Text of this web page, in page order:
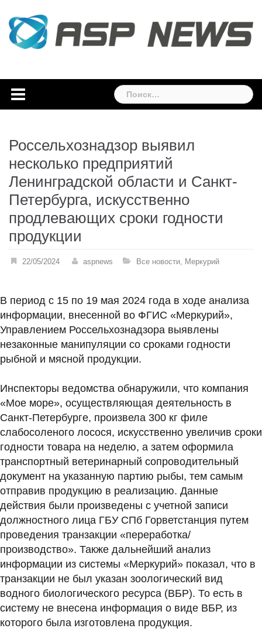
content
Найти:
Россельхознадзор выявил
несколько предприятий
Ленинградской области и Санкт-
Петербурга, искусственно
продлевающих сроки годности
продукции
22/05/2024 aspnews Все новости, Меркурий
В период с 15 по 19 мая 2024 года в ходе анализа
информации, внесенной во ФГИС «Меркурий»,
Управлением Россельхознадзора выявлены
незаконные манипуляции со сроками годности
рыбной и мясной продукции.
Инспекторы ведомства обнаружили, что компания
«Мое море», осуществляющая деятельность в
Санкт-Петербурге, произвела 300 кг филе
слабосоленого лосося, искусственно увеличив сроки
годности товара на неделю, а затем оформила
транспортный ветеринарный сопроводительный
документ на указанную партию рыбы, тем самым
отправив продукцию в реализацию. Данные
действия были произведены с учетной записи
должностного лица ГБУ СПб Горветстанция путем
проведения транзакции «переработка/
производство». Также дальнейший анализ
информации из системы «Меркурий» показал, что в
транзакции не был указан зоологический вид
водного биологического ресурса (ВБР). То есть в
систему не внесена информация о виде ВБР, из
которого была изготовлена продукция.